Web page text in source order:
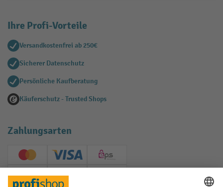
Ihre Profi-Vorteile
Versandkostenfrei ab 250€
Sicherer Datenschutz
Persönliche Kaufberatung
Käuferschutz - Trusted Shops
Zahlungsarten
Creditcard (Master)Creditcard (Visa)
EPS
PayPal